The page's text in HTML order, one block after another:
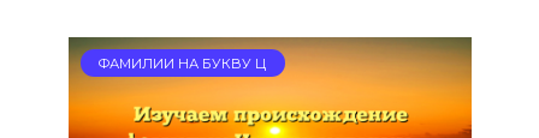
ФАМИЛИИ НА БУКВУ Ц